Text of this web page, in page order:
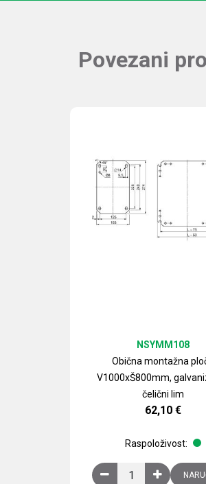
Povezani
Obična montažna
V1000xŠ800mm,
čelični lim
NSYMM108
62,10 €
Raspoloživost:
Obična montažna